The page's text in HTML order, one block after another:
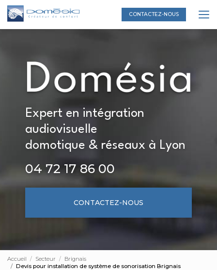
Aller
au
contenu
principal
CONTACTEZ-NOUS
Expert en intégration
audiovisuelle
domotique & réseaux à Lyon
04 72 17 86 00
CONTACTEZ-NOUS
Accueil Secteur
Brignais
Devis pour installation de système de sonorisation Brignais